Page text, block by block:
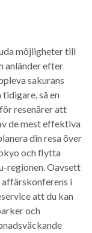
möjligheter till
anländer efter
sakurans
så en
resenärer att
de mest effektiva
din resa över
och flytta
regionen. Oavsett
affärskonferens i
att du kan
och